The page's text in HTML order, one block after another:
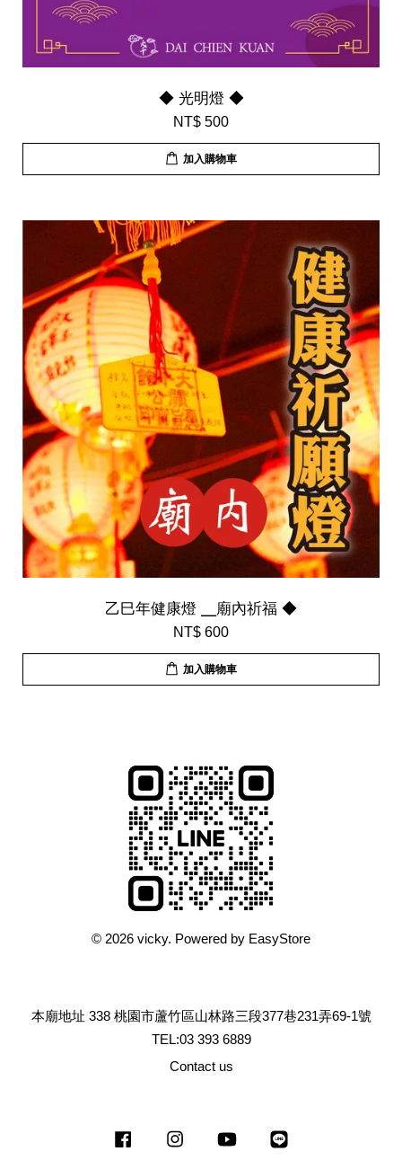
◆ 光明燈 ◆
NT$ 500
加入購物車
乙巳年健康燈 ╴廟內祈福 ◆
NT$ 600
加入購物車
© 2026 vicky. Powered by EasyStore
本廟地址 338 桃園市蘆竹區山林路三段377巷231弄69-1號
TEL:03 393 6889
Contact us
Facebook Instagram YouTube